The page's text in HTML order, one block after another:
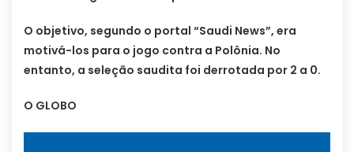
O objetivo, segundo o portal “Saudi News”, era
motivá-los para o jogo contra a Polônia. No
entanto, a seleção saudita foi derrotada por 2 a 0.
O GLOBO